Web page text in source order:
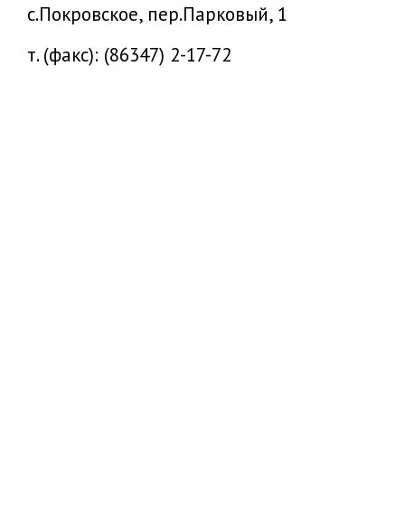
с.Покровское, пер.Парковый, 1
т. (факс): (86347) 2-17-72